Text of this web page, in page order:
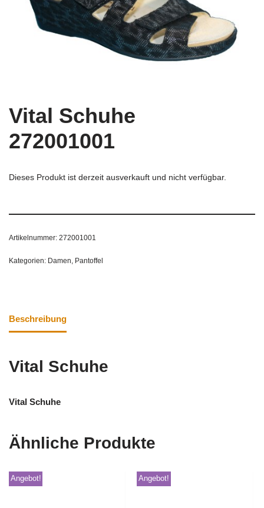
Vital Schuhe
272001001
Dieses Produkt ist derzeit ausverkauft und nicht verfügbar.
Artikelnummer: 272001001
Kategorien: Damen Pantoffel
Beschreibung
Vital Schuhe
Vital Schuhe
Ähnliche Produkte
Angebot! Angebot!